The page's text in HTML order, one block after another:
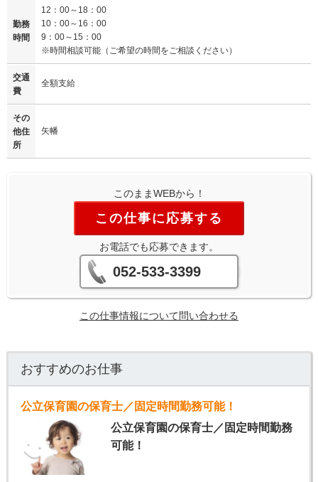
勤務
時間
12：00～18：00
10：00～16：00
9：00～15：00
※時間相談可能（ご希望の時間をご相談ください）
交通
費
全額支給
その
他住
所
矢幡
このままWEBから！
この仕事に応募する
お電話でも応募できます。
052-533-3399
この仕事情報について問い合わせる
おすすめのお仕事
公立保育園の保育士／固定時間勤務可能！
公立保育園の保育士／固定時間勤務
可能！